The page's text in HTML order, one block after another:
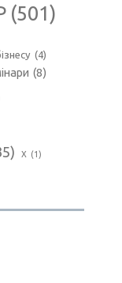
(501)
(4)
(8)
Х (1)